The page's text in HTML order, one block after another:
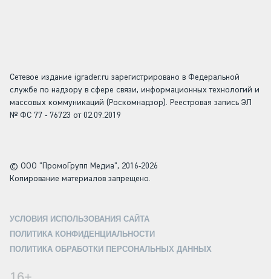
Сетевое издание igrader.ru зарегистрировано в Федеральной
службе по надзору в сфере связи, информационных технологий и
массовых коммуникаций (Роскомнадзор). Реестровая запись ЭЛ
№ ФС 77 - 76723 от 02.09.2019
© ООО "ПромоГрупп Медиа", 2016-2026
Копирование материалов запрещено.
УСЛОВИЯ ИСПОЛЬЗОВАНИЯ САЙТА
ПОЛИТИКА КОНФИДЕНЦИАЛЬНОСТИ
ПОЛИТИКА ОБРАБОТКИ ПЕРСОНАЛЬНЫХ ДАННЫХ